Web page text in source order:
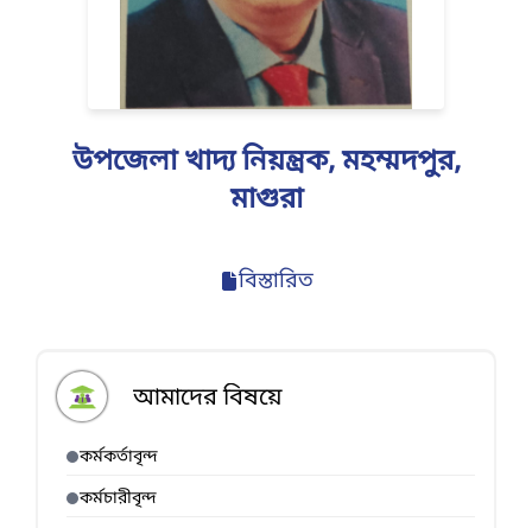
উপজেলা খাদ্য নিয়ন্ত্রক, মহম্মদপুর,
মাগুরা
বিস্তারিত
আমাদের বিষয়ে
কর্মকর্তাবৃন্দ
কর্মচারীবৃন্দ